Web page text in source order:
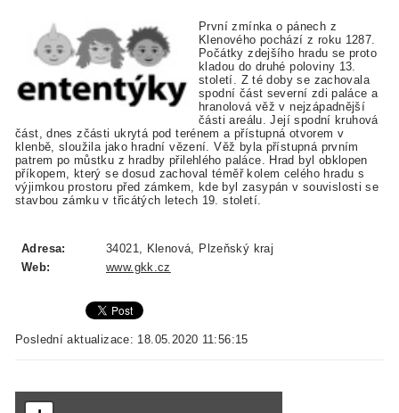
První zmínka o pánech z
Klenového pochází z roku 1287.
Počátky zdejšího hradu se proto
kladou do druhé poloviny 13.
století. Z té doby se zachovala
spodní část severní zdi paláce a
hranolová věž v nejzápadnější
části areálu. Její spodní kruhová
část, dnes zčásti ukrytá pod terénem a přístupná otvorem v
klenbě, sloužila jako hradní vězení. Věž byla přístupná prvním
patrem po můstku z hradby přilehlého paláce. Hrad byl obklopen
příkopem, který se dosud zachoval téměř kolem celého hradu s
výjimkou prostoru před zámkem, kde byl zasypán v souvislosti se
stavbou zámku v třicátých letech 19. století.
Adresa:
34021, Klenová, Plzeňský kraj
Web:
www.gkk.cz
Poslední aktualizace: 18.05.2020 11:56:15